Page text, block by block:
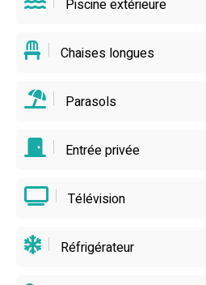
du bronzage parfait, ou presque !
Piscine extérieure
Chaises longues
Parasols
Entrée privée
Télévision
Réfrigérateur